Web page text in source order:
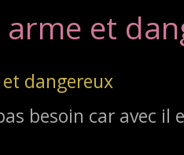
arme et
besoin car avec